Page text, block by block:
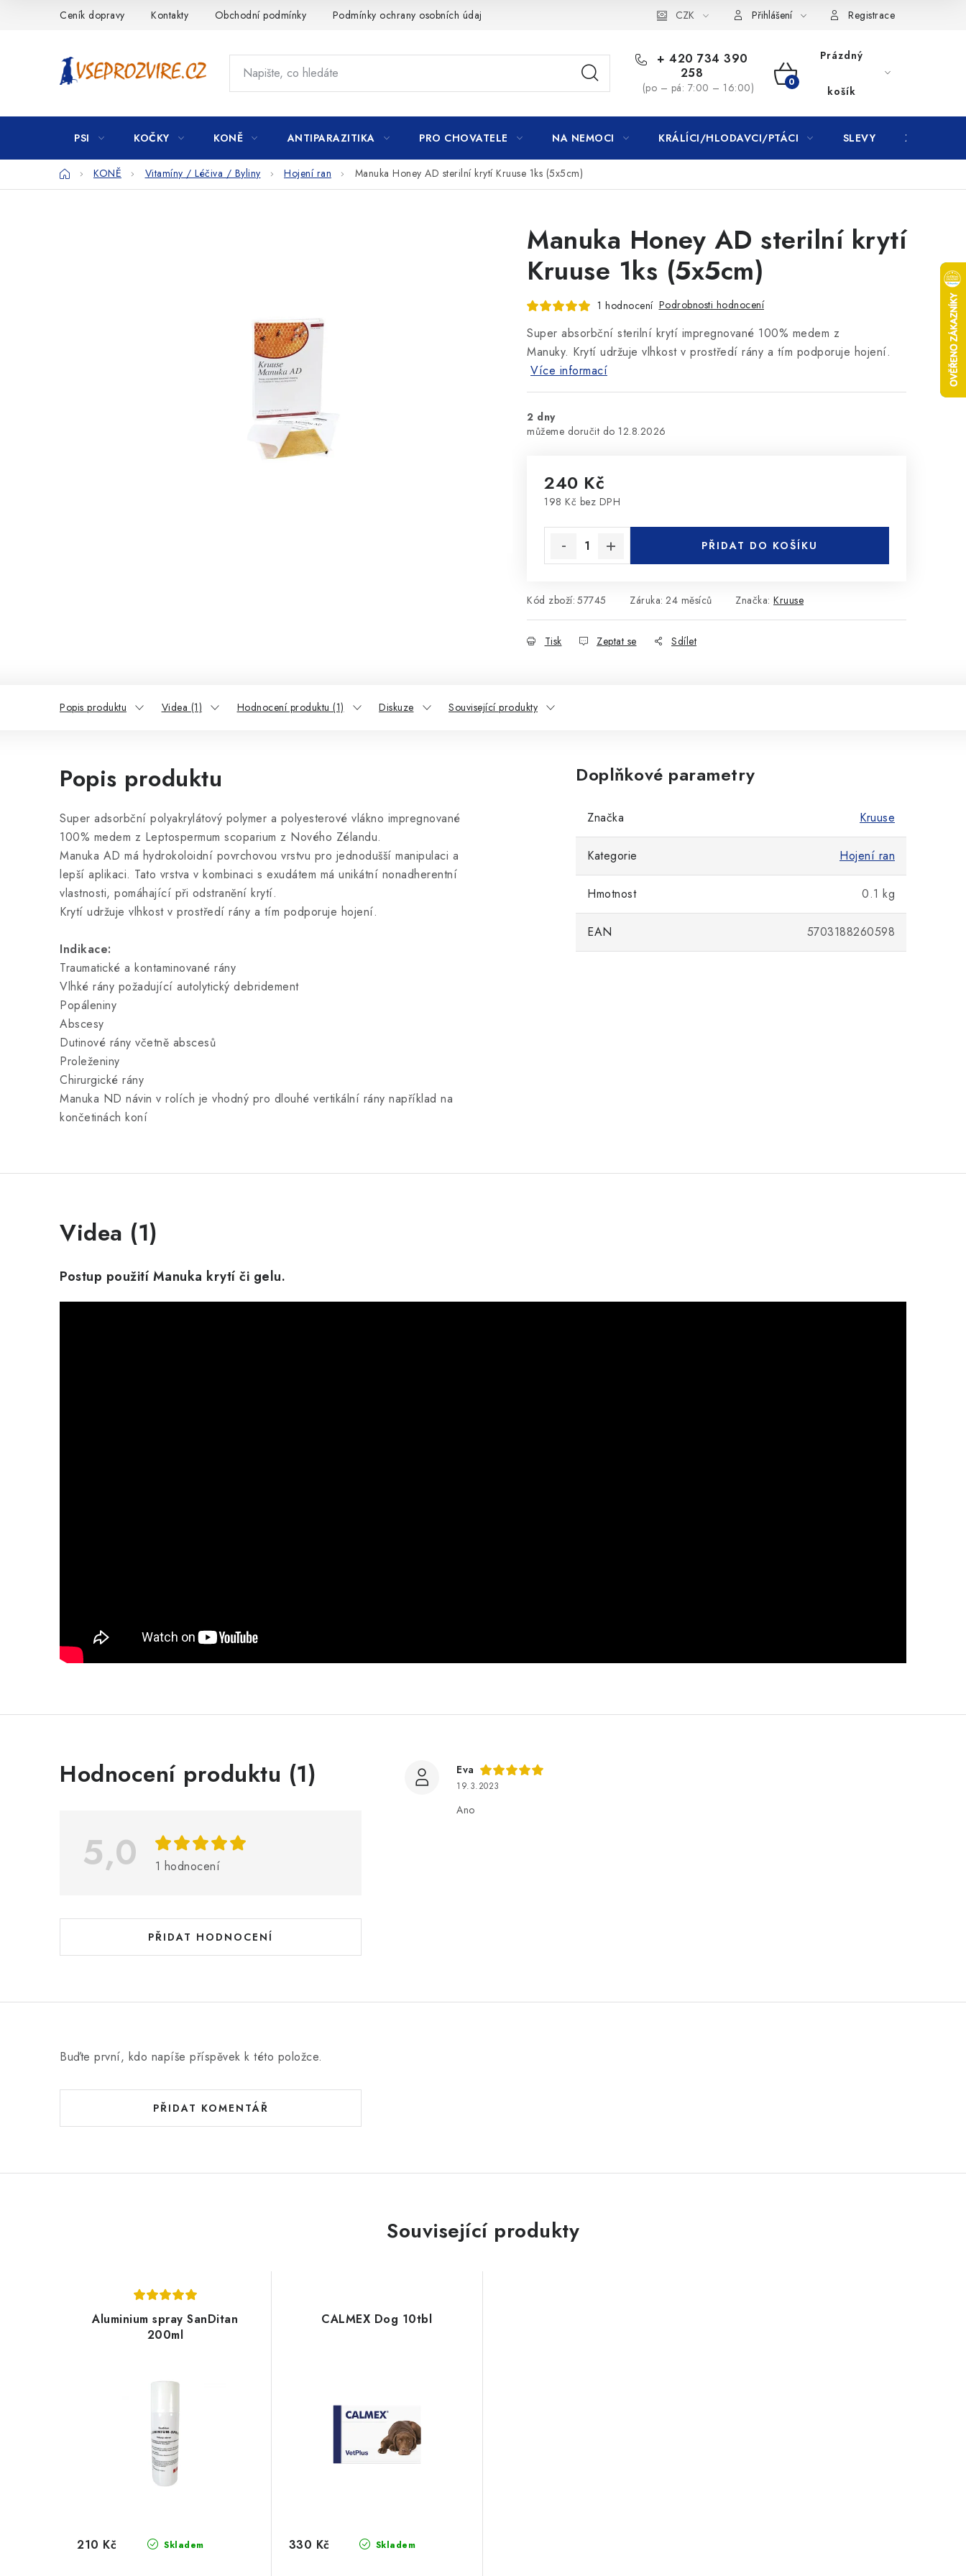
Ceník dopravy Kontakty Obchodní podmínky Podmínky ochrany osobních údajů CZK Přihlášení Registrace
+ 420 734 390
258
(po – pá: 7:00 – 16:00)
NÁKUPNÍ
KOŠÍK
Prázdný
košík
PSI KOČKY KONĚ ANTIPARAZITIKA PRO CHOVATELE NA NEMOCI KRÁLÍCI/HLODAVCI/PTÁCI SLEVY ZNAČKY
DomůKONĚ Vitamíny / Léčiva / Byliny Hojení ran Manuka Honey AD sterilní krytí Kruuse 1ks (5x5cm)
Manuka Honey AD sterilní krytí
Kruuse 1ks (5x5cm)
1 hodnocení Podrobnosti hodnocení
Super absorbční sterilní krytí impregnované 100% medem z
Manuky. Krytí udržuje vlhkost v prostředí rány a tím podporuje hojení.
Více informací
2 dny
12.8.2026
240 Kč
198 Kč bez DPH
PŘIDAT DO KOŠÍKU
Kód zboží: 57745 Záruka: 24 měsíců Značka: Kruuse
Tisk Zeptat se Sdílet
Popis produktu Videa (1) Hodnocení produktu (1) Diskuze Související produkty
Popis produktu
Super adsorbční polyakrylátový polymer a polyesterové vlákno impregnované
100% medem z Leptospermum scoparium z Nového Zélandu.
Manuka AD má hydrokoloidní povrchovou vrstvu pro jednodušší manipulaci a
lepší aplikaci. Tato vrstva v kombinaci s exudátem má unikátní nonadherentní
vlastnosti, pomáhající při odstranění krytí.
Krytí udržuje vlhkost v prostředí rány a tím podporuje hojení.
Indikace:
Traumatické a kontaminované rány
Vlhké rány požadující autolytický debridement
Popáleniny
Abscesy
Dutinové rány včetně abscesů
Proleženiny
Chirurgické rány
Manuka ND návin v rolích je vhodný pro dlouhé vertikální rány například na
končetinách koní
Doplňkové parametry
Značka Kruuse
Kategorie Hojení ran
Hmotnost 0.1 kg
EAN 5703188260598
Videa (1)
Postup použití Manuka krytí či gelu.
Hodnocení produktu (1)
5,0 1 hodnocení
PŘIDAT HODNOCENÍ
V
o
n
c
n
Eva
19.3.2023
Ano
Buďte první, kdo napíše příspěvek k této položce.
PŘIDAT KOMENTÁŘ
Související produkty
Aluminium spray SanDitan
200ml
Skladem
210 Kč
CALMEX Dog 10tbl
Skladem
330 Kč